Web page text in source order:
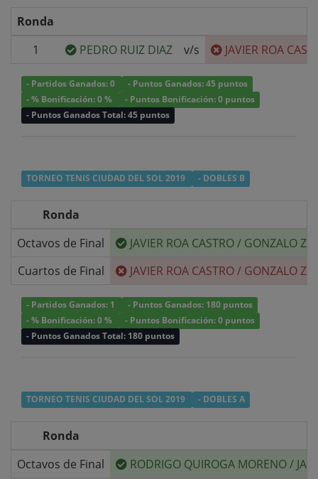
Ronda
1
PEDRO RUIZ DIAZ v/s JAVIER ROA
- Partidos Ganados: 0
- Puntos Ganados: 45 puntos
- % Bonificación: 0 %
- Puntos Bonificación: 0 puntos
- Puntos Ganados Total: 45 puntos
TORNEO TENIS CIUDAD DEL SOL 2019 - DOBLES B
Ronda
Octavos de Final
JAVIER ROA CASTRO/ GONZALO
Cuartos de Final
JAVIER ROA CASTRO/ GONZALO
- Partidos Ganados: 1
- Puntos Ganados: 180 puntos
- % Bonificación: 0 %
- Puntos Bonificación: 0 puntos
- Puntos Ganados Total: 180 puntos
TORNEO TENIS CIUDAD DEL SOL 2019 - DOBLES A
Ronda
Octavos de Final
RODRIGO QUIROGA MORENO/